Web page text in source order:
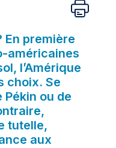
En première
américaines
l’Amérique
choix. Se
Pékin ou de
tutelle,
aux